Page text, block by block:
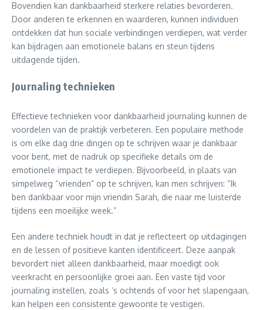
Bovendien kan dankbaarheid sterkere relaties bevorderen.
Door anderen te erkennen en waarderen, kunnen individuen
ontdekken dat hun sociale verbindingen verdiepen, wat verder
kan bijdragen aan emotionele balans en steun tijdens
uitdagende tijden.
Journaling technieken
Effectieve technieken voor dankbaarheid journaling kunnen de
voordelen van de praktijk verbeteren. Een populaire methode
is om elke dag drie dingen op te schrijven waar je dankbaar
voor bent, met de nadruk op specifieke details om de
emotionele impact te verdiepen. Bijvoorbeeld, in plaats van
simpelweg “vrienden” op te schrijven, kan men schrijven: “Ik
ben dankbaar voor mijn vriendin Sarah, die naar me luisterde
tijdens een moeilijke week.”
Een andere techniek houdt in dat je reflecteert op uitdagingen
en de lessen of positieve kanten identificeert. Deze aanpak
bevordert niet alleen dankbaarheid, maar moedigt ook
veerkracht en persoonlijke groei aan. Een vaste tijd voor
journaling instellen, zoals ‘s ochtends of voor het slapengaan,
kan helpen een consistente gewoonte te vestigen.